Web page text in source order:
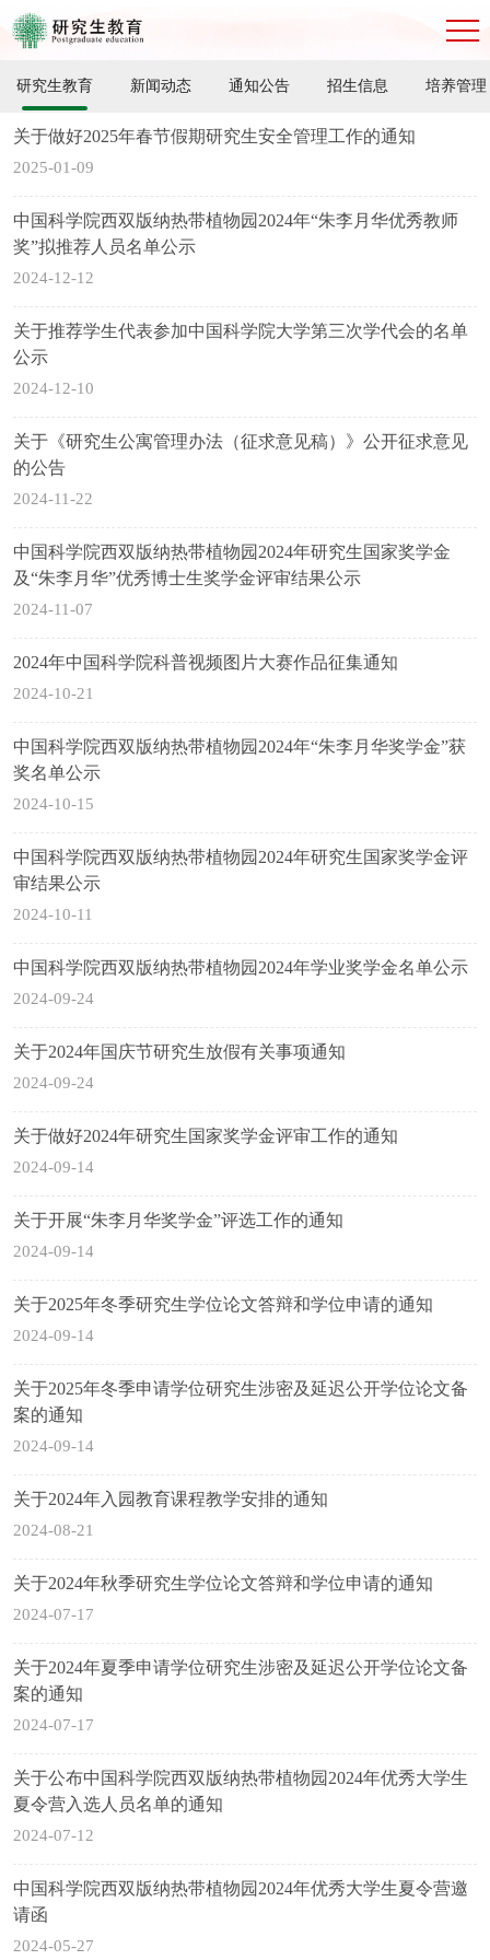
研究生教育 新闻动态 通知公告 招生信息 培养管理
关于做好2025年春节假期研究生安全管理工作的通知
2025-01-09
中国科学院西双版纳热带植物园2024年“朱李月华优秀教师
奖”拟推荐人员名单公示
2024-12-12
关于推荐学生代表参加中国科学院大学第三次学代会的名单
公示
2024-12-10
关于《研究生公寓管理办法（征求意见稿）》公开征求意见
的公告
2024-11-22
中国科学院西双版纳热带植物园2024年研究生国家奖学金
及“朱李月华”优秀博士生奖学金评审结果公示
2024-11-07
2024年中国科学院科普视频图片大赛作品征集通知
2024-10-21
中国科学院西双版纳热带植物园2024年“朱李月华奖学金”获
奖名单公示
2024-10-15
中国科学院西双版纳热带植物园2024年研究生国家奖学金评
审结果公示
2024-10-11
中国科学院西双版纳热带植物园2024年学业奖学金名单公示
2024-09-24
关于2024年国庆节研究生放假有关事项通知
2024-09-24
关于做好2024年研究生国家奖学金评审工作的通知
2024-09-14
关于开展“朱李月华奖学金”评选工作的通知
2024-09-14
关于2025年冬季研究生学位论文答辩和学位申请的通知
2024-09-14
关于2025年冬季申请学位研究生涉密及延迟公开学位论文备
案的通知
2024-09-14
关于2024年入园教育课程教学安排的通知
2024-08-21
关于2024年秋季研究生学位论文答辩和学位申请的通知
2024-07-17
关于2024年夏季申请学位研究生涉密及延迟公开学位论文备
案的通知
2024-07-17
关于公布中国科学院西双版纳热带植物园2024年优秀大学生
夏令营入选人员名单的通知
2024-07-12
中国科学院西双版纳热带植物园2024年优秀大学生夏令营邀
请函
2024-05-27